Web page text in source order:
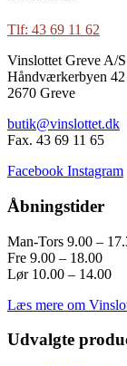
Tlf: 43 69 11 62
Vinslottet Greve A/S
Håndværkerbyen 42
2670 Greve
butik@vinslottet.dk
Fax. 43 69 11 65
Facebook Instagram
Åbningstider
Man-Tors 9.00 –
Fre 9.00 – 18.00
Lør 10.00 – 14.00
Læs mere om
Udvalgte